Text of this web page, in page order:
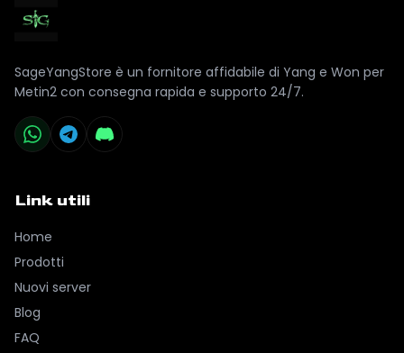
SageYangStore è un fornitore affidabile di Yang e Won per
Metin2 con consegna rapida e supporto 24/7.
Link utili
Home
Prodotti
Nuovi server
Blog
FAQ